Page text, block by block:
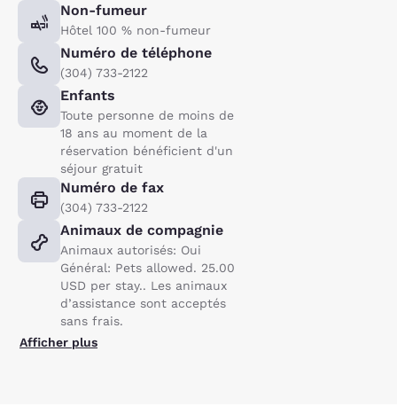
Non-fumeur
Hôtel 100 % non-fumeur
Numéro de téléphone
(304) 733-2122
Enfants
Toute personne de moins de
18 ans au moment de la
réservation bénéficient d'un
séjour gratuit
Numéro de fax
(304) 733-2122
Animaux de compagnie
Animaux autorisés: Oui
Général: Pets allowed. 25.00
USD per stay.. Les animaux
d’assistance sont acceptés
sans frais.
Afficher plus